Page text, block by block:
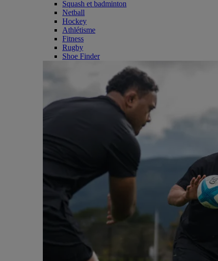
Squash et badminton
Netball
Hockey
Athlétisme
Fitness
Rugby
Shoe Finder